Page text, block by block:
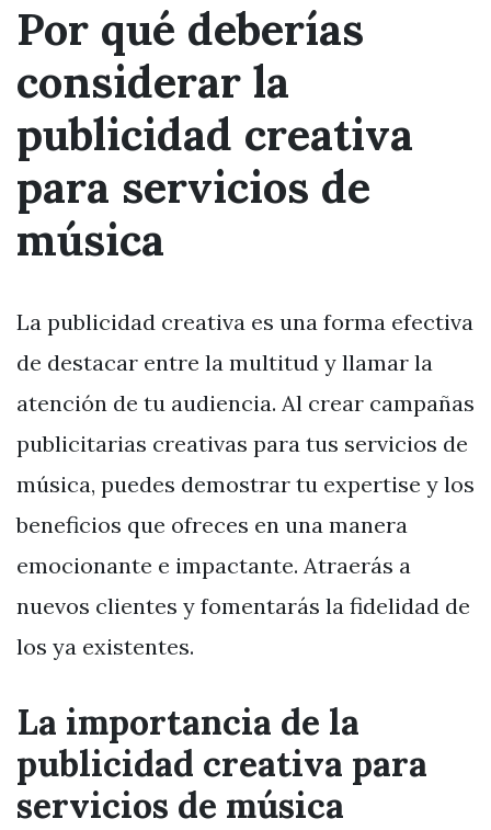
Por qué deberías
considerar la
publicidad creativa
para servicios de
música
La publicidad creativa es una forma efectiva
de destacar entre la multitud y llamar la
atención de tu audiencia. Al crear campañas
publicitarias creativas para tus servicios de
música, puedes demostrar tu expertise y los
beneficios que ofreces en una manera
emocionante e impactante. Atraerás a
nuevos clientes y fomentarás la fidelidad de
los ya existentes.
La importancia de la
publicidad creativa para
servicios de música